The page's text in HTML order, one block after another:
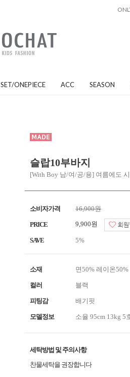
SET/ONEPIECE ACC SEASON
슬랍10부바지
[With Boy 남/여/공/용] 여름에도
소비자가격 16,900원
PRICE 9,900원
SAVE 5%
소재 면50% 레이온50%
컬러 블랙
피팅감 배기핏
모델정보 소율 95cm 13kg 5
세탁방법 및 주의사항
찬물세탁을 권장합니다